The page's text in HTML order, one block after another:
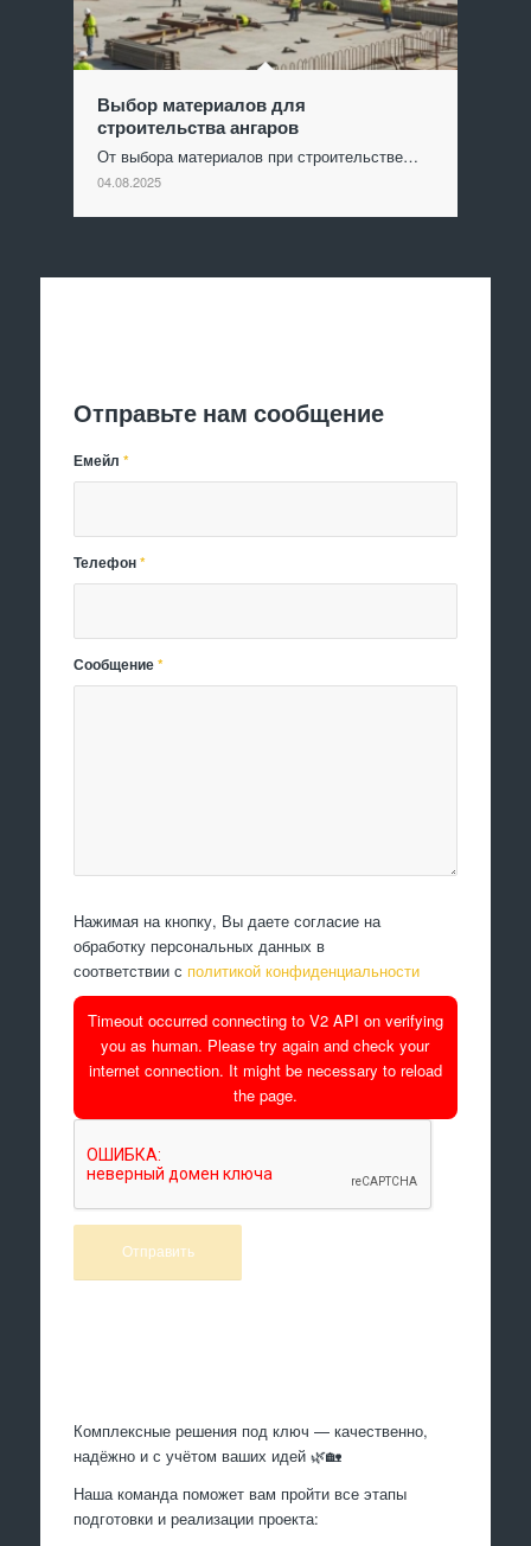
Выбор материалов для
строительства ангаров
От выбора материалов при строительстве…
04.08.2025
Отправьте нам сообщение
Емейл*
Телефон*
Сообщение*
Нажимая на кнопку, Вы даете согласие на
обработку персональных данных в
соответствии с политикой конфиденциальности
Timeout occurred connecting to V2 API on verifying
you as human. Please try again and check your
internet connection. It might be necessary to reload
the page.
Комплексные решения под ключ — качественно,
надёжно и с учётом ваших идей 🌿🏡
Наша команда поможет вам пройти все этапы
подготовки и реализации проекта: